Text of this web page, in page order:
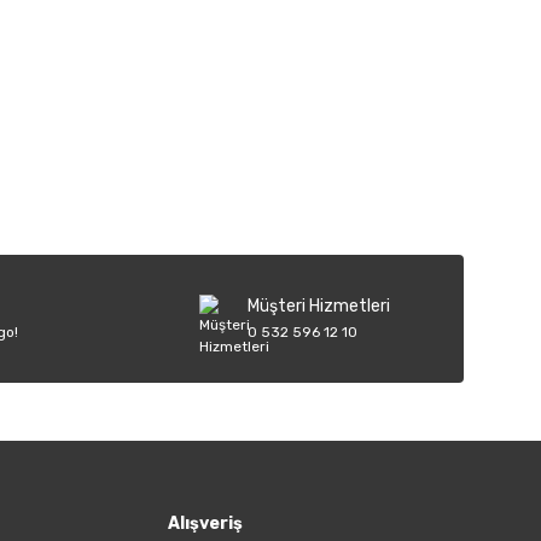
Müşteri Hizmetleri
0 532 596 12 10
Alışveriş